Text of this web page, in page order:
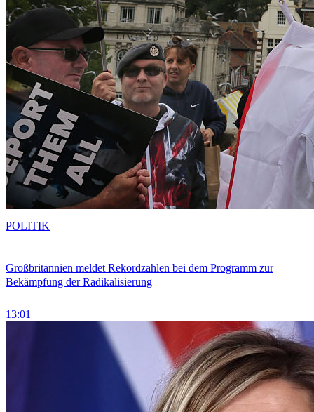
Großbritannien meldet Rekordzahlen bei dem Programm zur
Bekämpfung der Radikalisierung
13:01
POLITIK